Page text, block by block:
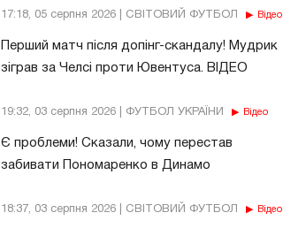
17:18, 05 серпня 2026 | СВІТОВИЙ ФУТБОЛ Відео
Перший матч після допінг-скандалу! Мудрик
зіграв за Челсі проти Ювентуса. ВІДЕО
19:32, 03 серпня 2026 | ФУТБОЛ УКРАЇНИ Відео
Є проблеми! Сказали, чому перестав
забивати Пономаренко в Динамо
18:37, 03 серпня 2026 | СВІТОВИЙ ФУТБОЛ Відео